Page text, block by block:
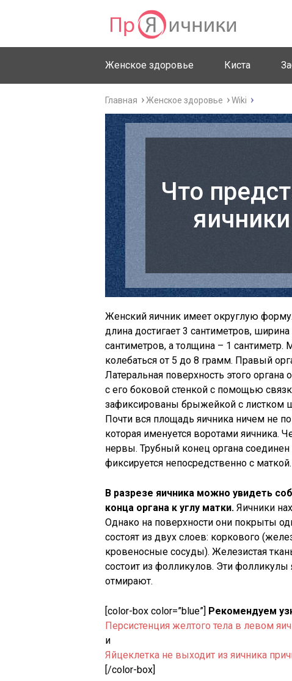
Женское здоровье Киста
Главная Женское здоровье Wiki
Что
Женский яичник имеет округлую
длина достигает 3 сантиметров, ширина
сантиметров, а толщина – 1
колебаться от 5 до 8 грамм. Правый
Латеральная поверхность этого
с его боковой стенкой с помощью
зафиксированы брыжейкой с листком
Почти вся площадь яичника ничем не
которая именуется воротами яичника.
нервы. Трубный конец органа
фиксируется непосредственно с маткой.
В разрезе яичника можно увидеть
конца органа к углу матки. Яичники
Однако на поверхности они покрыты
состоят из двух слоев: коркового
кровеносные сосуды). Железистая
состоит из фолликулов. Эти
отмирают.
[color-box color=”blue”] Рекомендуем
Персистенция желтого тела в левом
и
Яйцеклетка не выходит из яичника
[/color-box]